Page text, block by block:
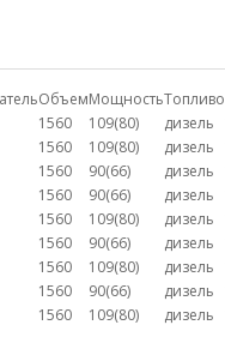
ОбъемМощностьТопливо
1560 109(80) дизель
1560 109(80) дизель
1560 90(66) дизель
1560 90(66) дизель
1560 109(80) дизель
1560 90(66) дизель
1560 109(80) дизель
1560 90(66) дизель
1560 109(80) дизель